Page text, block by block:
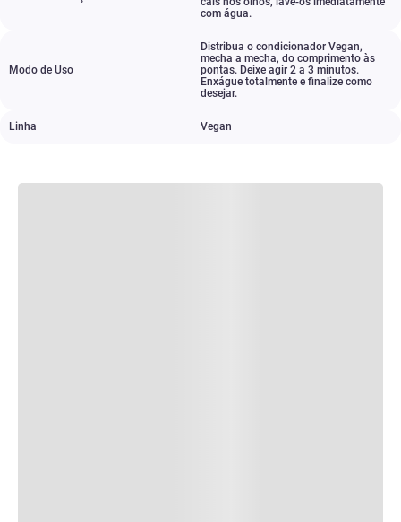
com água.
Modo de Uso
Distribua o condicionador Vegan,
mecha a mecha, do comprimento às
pontas. Deixe agir 2 a 3 minutos.
Enxágue totalmente e finalize como
desejar.
Linha Vegan